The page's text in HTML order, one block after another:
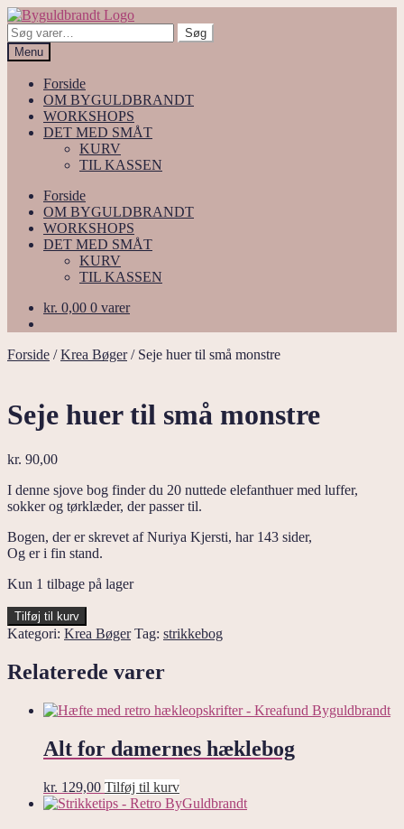
Spring
til
navigation
Spring
til
indhold
Søg
efter:
Søg
Menu
Forside
OM BYGULDBRANDT
WORKSHOPS
DET MED SMÅT
KURV
TIL KASSEN
Forside
OM BYGULDBRANDT
WORKSHOPS
DET MED SMÅT
KURV
TIL KASSEN
kr. 0,00 0 varer
Forside /Krea Bøger/ Seje huer til små monstre
Seje huer til små monstre
kr. 90,00
I denne sjove bog finder du 20 nuttede elefanthuer med luffer,
sokker og tørklæder, der passer til.
Bogen, der er skrevet af Nuriya Kjersti, har 143 sider,
Og er i fin stand.
Kun 1 tilbage på lager
Seje
huer
små
monstre
Tilføj til kurv
Kategori: Krea Bøger Tag: strikkebog
Relaterede varer
Alt for damernes hæklebog
kr. 129,00 Tilføj til kurv